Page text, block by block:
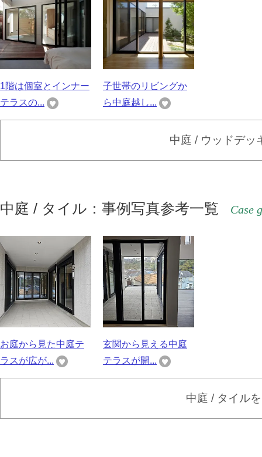
1階は個室とインナー
テラスの...
子世帯のリビングか
ら中庭越し...
中庭 / ウッドデッ
中庭 / タイル：事例写真参考一覧 Case
お庭から見た中庭テ
ラスが広が...
玄関から見える中庭
テラスが開...
中庭 / タイル